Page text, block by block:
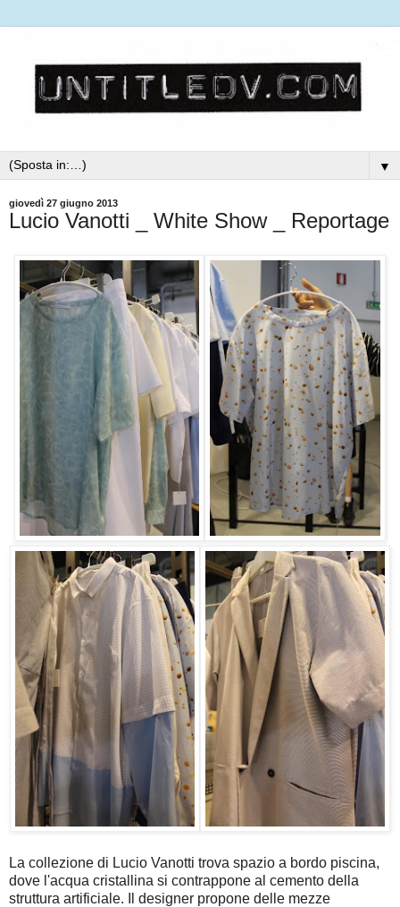
▼
giovedì 27 giugno 2013
Lucio Vanotti _ White Show _ Reportage
La collezione di Lucio Vanotti trova spazio a bordo piscina,
dove l'acqua cristallina si contrappone al cemento della
struttura artificiale. Il designer propone delle mezze